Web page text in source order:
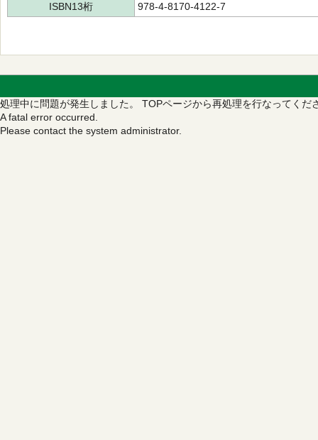
ISBN13桁
978-4-8170-4122-7
処理中に問題が発生しました。 TOPページから再処理を行なってくだ
A fatal error occurred.
Please contact the system administrator.